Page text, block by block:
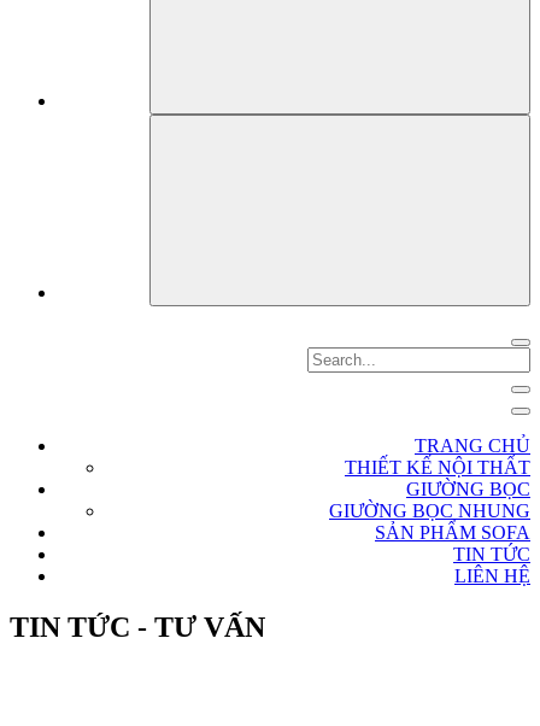
TRANG CHỦ
THIẾT KẾ NỘI THẤT
GIƯỜNG BỌC
GIƯỜNG BỌC NHUNG
SẢN PHẨM SOFA
TIN TỨC
LIÊN HỆ
TIN TỨC - TƯ VẤN